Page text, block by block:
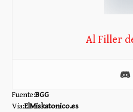
Al Filler
Fuente:BGG
Via:ElMiskatonico.es